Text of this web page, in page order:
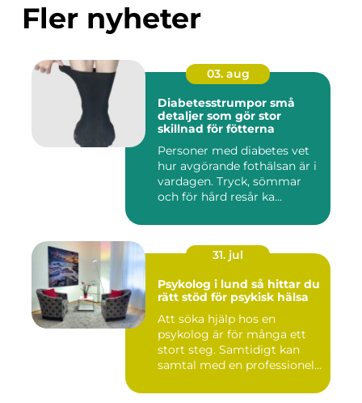
Fler nyheter
03. aug
Diabetesstrumpor små
detaljer som gör stor
skillnad för fötterna
Personer med diabetes vet
hur avgörande fothälsan är i
vardagen. Tryck, sömmar
och för hård resår ka...
31. jul
Psykolog i lund så hittar du
rätt stöd för psykisk hälsa
Att söka hjälp hos en
psykolog är för många ett
stort steg. Samtidigt kan
samtal med en professionel...